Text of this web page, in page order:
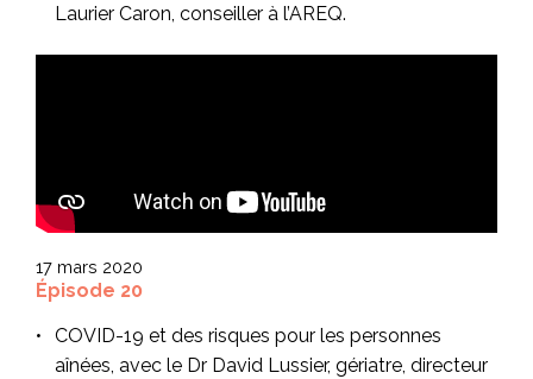
Laurier Caron, conseiller à l’AREQ.
17 mars 2020
Épisode 20
COVID-19 et des risques pour les personnes
aînées, avec le Dr David Lussier, gériatre, directeur